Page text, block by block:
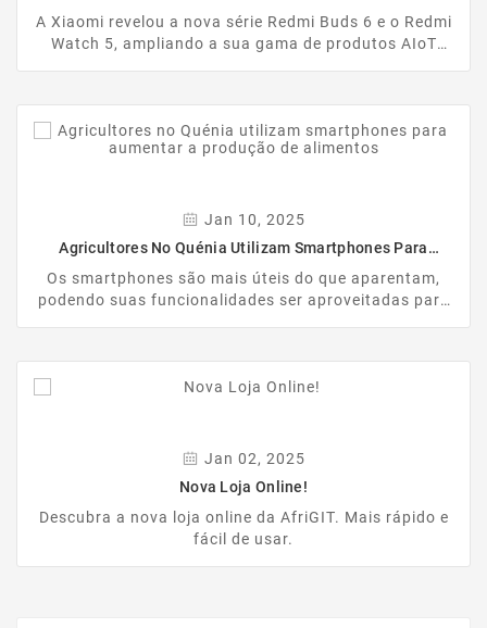
A Xiaomi revelou a nova série Redmi Buds 6 e o Redmi
Watch 5, ampliando a sua gama de produtos AIoT
tornar-se a escolha preferida de muitos
consumidores.
Jan 10, 2025
Agricultores No Quénia Utilizam Smartphones Para
Os smartphones são mais úteis do que aparentam,
podendo suas funcionalidades ser aproveitadas para
do Quénia, por exemplo, uma agricultora utiliza a
Inteligência Artificial (IA) para aumentar a eficiência
Jan 02, 2025
Nova Loja Online!
Descubra a nova loja online da AfriGIT. Mais rápido e
fácil de usar.